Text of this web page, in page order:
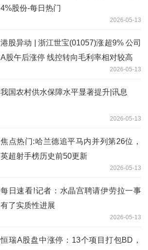
4%股份-每日热门
2026-05-13
港股异动 | 浙江世宝(01057)涨超9% 公司
A股午后涨停 线控转向毛利率相对较高
2026-05-13
我国农村供水保障水平显著提升|讯息
2026-05-13
焦点热门:哈兰德追平马内并列第26位，
英超射手榜历史前50更新
2026-05-13
每日速看!记者：水晶宫聘请伊劳拉一事
有了实质性进展
2026-05-13
恒瑞A股盘中涨停：13个项目打包BD，